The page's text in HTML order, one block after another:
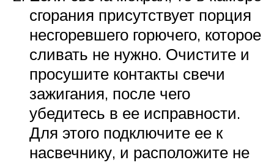
сгорания присутствует порция
несгоревшего горючего, которое
сливать не нужно. Очистите и
просушите контакты свечи
зажигания, после чего
убедитесь в ее исправности.
Для этого подключите ее к
насвечнику, и расположите не